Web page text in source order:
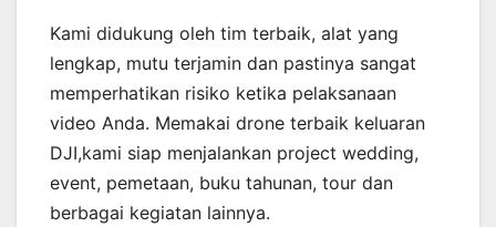
Kami didukung oleh tim terbaik, alat yang
lengkap, mutu terjamin dan pastinya sangat
memperhatikan risiko ketika pelaksanaan
video Anda. Memakai drone terbaik keluaran
DJI,kami siap menjalankan project wedding,
event, pemetaan, buku tahunan, tour dan
berbagai kegiatan lainnya.